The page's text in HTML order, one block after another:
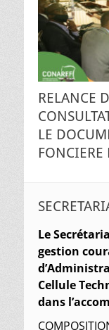
RELANCE
LE
Le
gestion
Cellule
dans